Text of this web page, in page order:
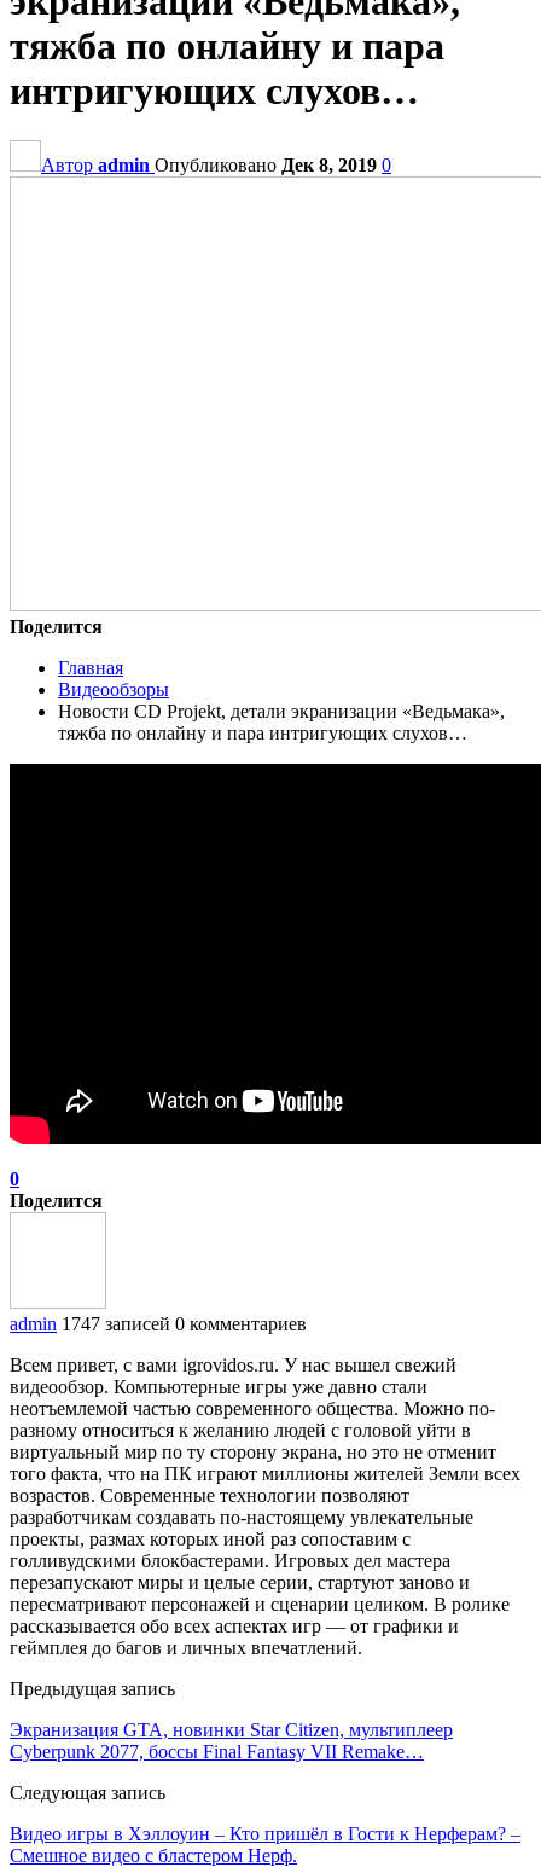
тяжба по онлайну и пара
интригующих слухов…
Автор admin Опубликовано Дек 8, 2019 0
Поделится
Главная
Видеообзоры
Новости CD Projekt, детали экранизации «Ведьмака»,
тяжба по онлайну и пара интригующих слухов…
0
Поделится
admin 1747 записей 0 комментариев
Всем привет, с вами igrovidos.ru. У нас вышел свежий
видеообзор. Компьютерные игры уже давно стали
неотъемлемой частью современного общества. Можно по-
разному относиться к желанию людей с головой уйти в
виртуальный мир по ту сторону экрана, но это не отменит
того факта, что на ПК играют миллионы жителей Земли всех
возрастов. Современные технологии позволяют
разработчикам создавать по-настоящему увлекательные
проекты, размах которых иной раз сопоставим с
голливудскими блокбастерами. Игровых дел мастера
перезапускают миры и целые серии, стартуют заново и
пересматривают персонажей и сценарии целиком. В ролике
рассказывается обо всех аспектах игр — от графики и
геймплея до багов и личных впечатлений.
Предыдущая запись
Экранизация GTA, новинки Star Citizen, мультиплеер
Cyberpunk 2077, боссы Final Fantasy VII Remake…
Следующая запись
Видео игры в Хэллоуин – Кто пришёл в Гости к Нерферам? –
Смешное видео с бластером Нерф.